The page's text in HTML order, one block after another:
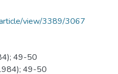
article/view/3389/3067
49-50
49-50